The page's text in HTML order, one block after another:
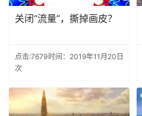
关闭“流量”，撕掉画皮？
点击:7679
次
时间：2019年11月20日